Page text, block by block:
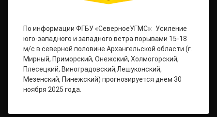
По информации ФГБУ «СеверноеУГМС»: Усиление
юго-западного и западного ветра порывами 15-18
м/с в северной половине Архангельской области (г.
Мирный, Приморский, Онежский, Холмогорский,
Плесецкий, Виноградовский,Лешуконский,
Мезенский, Пинежский) прогнозируется днем 30
ноября 2025 года.